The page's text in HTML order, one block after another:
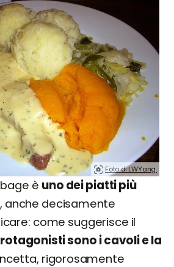
Foto di LWYang.
è uno dei piatti più
, anche decisamente
come suggerisce il
sono i cavoli e la
rigorosamente